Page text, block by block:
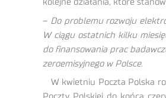
kolejne działania, które
– Do problemu rozwoju
W ciągu ostatnich kilku
do finansowania prac
zeroemisyjnego w Polsce.
W kwietniu Poczta Polska